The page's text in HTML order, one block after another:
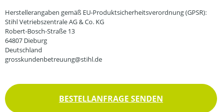
Herstellerangaben gemäß EU-Produktsicherheitsverordnung (GPSR):
Stihl Vetriebszentrale AG & Co. KG
Robert-Bosch-Straße 13
64807 Dieburg
Deutschland
grosskundenbetreuung@stihl.de
BESTELLANFRAGE SENDEN